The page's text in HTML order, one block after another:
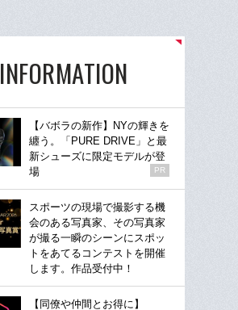
INFORMATION
【バボラの新作】NYの輝きを
纏う。「PURE DRIVE」と最
新シューズに限定モデルが登
場
PR
スポーツの現場で撮影する機
会のある写真家、その写真家
が撮る一瞬のシーンにスポッ
トをあてるコンテストを開催
します。作品受付中！
【同僚や仲間とお得に】